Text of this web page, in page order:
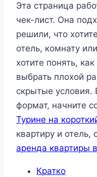
Эта страница
чек-лист. Она
решили, что
отель, комнату
хотите понять,
выбрать плохой
скрытые
формат, начните
Турине на
квартиру и отель,
аренда квартиры
Кратко